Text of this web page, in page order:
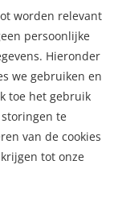
worden relevant
persoonlijke
Hieronder
we gebruiken en
toe het gebruik
te
van de cookies
tot onze